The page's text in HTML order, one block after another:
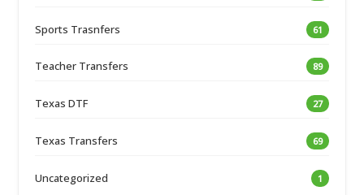
Sports Trasnfers 61
Teacher Transfers 89
Texas DTF 27
Texas Transfers 69
Uncategorized 1